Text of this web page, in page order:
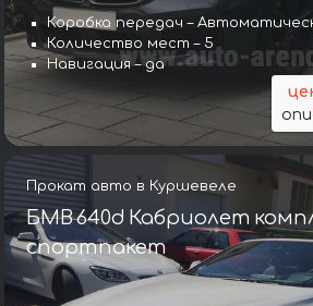
Коробка передач –
Количество мест – 5
Навигация – да
Прокат авто в Куршевеле
БМВ 640d Кабриолет
спортпакет